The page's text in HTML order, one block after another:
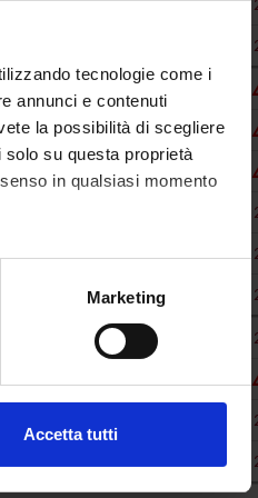
tecnologie come i
annunci e contenuti
la possibilità di scegliere
su questa proprietà
in qualsiasi momento
metro,Marketing
Accetta tutti